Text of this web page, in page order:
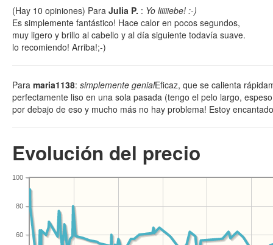
(Hay 10 opiniones) Para Julia P. : Yo liiiiiebe! :-)
Es simplemente fantástico! Hace calor en pocos segundos,
muy ligero y brillo al cabello y al día siguiente todavía suave.
lo recomiendo! Arriba!;-)
Para maria1138: simplemente genialEficaz, que se calienta
perfectamente liso en una sola pasada (tengo el pelo largo,
por debajo de eso y mucho más no hay problema! Estoy encantado
Evolución del precio
60
80
100